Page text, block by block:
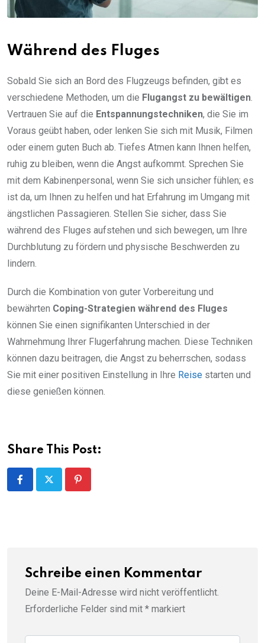
Während des Fluges
Sobald Sie sich an Bord des Flugzeugs befinden, gibt es
verschiedene Methoden, um die Flugangst zu bewältigen.
Vertrauen Sie auf die Entspannungstechniken, die Sie im
Voraus geübt haben, oder lenken Sie sich mit Musik, Filmen
oder einem guten Buch ab. Tiefes Atmen kann Ihnen helfen,
ruhig zu bleiben, wenn die Angst aufkommt. Sprechen Sie
mit dem Kabinenpersonal, wenn Sie sich unsicher fühlen; es
ist da, um Ihnen zu helfen und hat Erfahrung im Umgang mit
ängstlichen Passagieren. Stellen Sie sicher, dass Sie
während des Fluges aufstehen und sich bewegen, um Ihre
Durchblutung zu fördern und physische Beschwerden zu
lindern.
Durch die Kombination von guter Vorbereitung und
bewährten Coping-Strategien während des Fluges
können Sie einen signifikanten Unterschied in der
Wahrnehmung Ihrer Flugerfahrung machen. Diese Techniken
können dazu beitragen, die Angst zu beherrschen, sodass
Sie mit einer positiven Einstellung in Ihre Reise starten und
diese genießen können.
Share This Post:
Schreibe einen Kommentar
Deine E-Mail-Adresse wird nicht veröffentlicht.
Erforderliche Felder sind mit * markiert